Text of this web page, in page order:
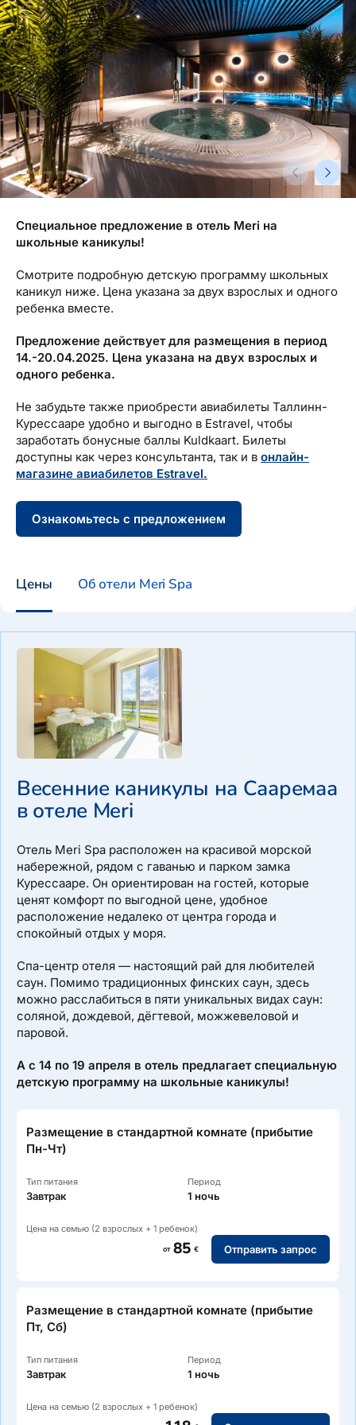
Подарочная карта Estravel
Reisikaubad.ee
Airalo eSIM
Бонусные пункты, Золотая карточка, Platinum
Club...
Золотая карточка
Platinum Club
Бонусные пункты
О нас
О компании, контакты, наши консультанты,
новости...
О компании
Контакты
Наши консультанты
Приходите на работу
Специальное предложение в отель Meri на
школьные каникулы!
Смотрите подробную детскую программу школьных
каникул ниже. Цена указана за двух взрослых и одного
ребенка вместе.
Предложение действует для размещения в период
14.-20.04.2025. Цена указана на двух взрослых и
одного ребенка.
Не забудьте также приобрести авиабилеты Таллинн-
Курессааре удобно и выгодно в Estravel, чтобы
заработать бонусные баллы Kuldkaart. Билеты
доступны как через консультанта, так и в онлайн-
магазине авиабилетов Estravel.
Ознакомьтесь с предложением
Цены Об отели Meri Spa
Весенние каникулы на Сааремаа
в отеле Meri
Отель Meri Spa расположен на красивой морской
набережной, рядом с гаванью и парком замка
Курессааре. Он ориентирован на гостей, которые
ценят комфорт по выгодной цене, удобное
расположение недалеко от центра города и
спокойный отдых у моря.
Спа-центр отеля — настоящий рай для любителей
саун. Помимо традиционных финских саун, здесь
можно расслабиться в пяти уникальных видах саун:
соляной, дождевой, дёгтевой, можжевеловой и
паровой.
А с 14 по 19 апреля в отель предлагает специальную
детскую программу на школьные каникулы!
Размещение в стандартной комнате (прибытие
Пн-Чт)
Тип питания
Завтрак
Период
1 ночь
Цена на семью (2 взрослых + 1 ребенок)
от 85 € Отправить запрос
Размещение в стандартной комнате (прибытие
Пт, Сб)
Тип питания
Завтрак
Период
1 ночь
Цена на семью (2 взрослых + 1 ребенок)